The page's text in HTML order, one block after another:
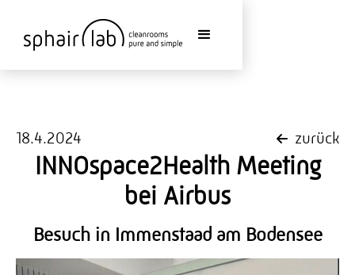
18.4.2024 zurück
INNOspace2Health Meeting
bei Airbus
Besuch in Immenstaad am Bodensee